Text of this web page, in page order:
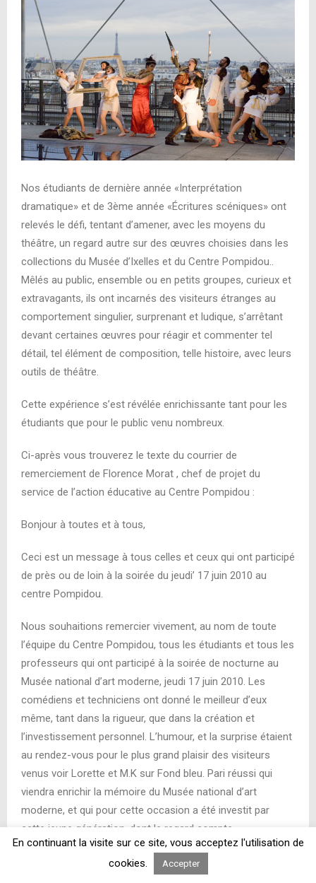
Nos étudiants de dernière année «Interprétation
dramatique» et de 3ème année «Écritures scéniques» ont
relevés le défi, tentant d’amener, avec les moyens du
théâtre, un regard autre sur des œuvres choisies dans les
collections du Musée d’Ixelles et du Centre Pompidou..
Mêlés au public, ensemble ou en petits groupes, curieux et
extravagants, ils ont incarnés des visiteurs étranges au
comportement singulier, surprenant et ludique, s’arrêtant
devant certaines œuvres pour réagir et commenter tel
détail, tel élément de composition, telle histoire, avec leurs
outils de théâtre.
Cette expérience s’est révélée enrichissante tant pour les
étudiants que pour le public venu nombreux.
Ci-après vous trouverez le texte du courrier de
remerciement de Florence Morat , chef de projet du
service de l’action éducative au Centre Pompidou :
Bonjour à toutes et à tous,
Ceci est un message à tous celles et ceux qui ont participé
de près ou de loin à la soirée du jeudi’ 17 juin 2010 au
centre Pompidou.
Nous souhaitions remercier vivement, au nom de toute
l’équipe du Centre Pompidou, tous les étudiants et tous les
professeurs qui ont participé à la soirée de nocturne au
Musée national d’art moderne, jeudi 17 juin 2010. Les
comédiens et techniciens ont donné le meilleur d’eux
même, tant dans la rigueur, que dans la création et
l’investissement personnel. L’humour, et la surprise étaient
au rendez-vous pour le plus grand plaisir des visiteurs
venus voir Lorette et M.K sur Fond bleu. Pari réussi qui
viendra enrichir la mémoire du Musée national d’art
moderne, et qui pour cette occasion a été investit par
cette jeune génération, dont le regard compte.
Bravo à tous et bonnes vacances !
En continuant la visite sur ce site, vous acceptez l'utilisation de
cookies.
Accepter